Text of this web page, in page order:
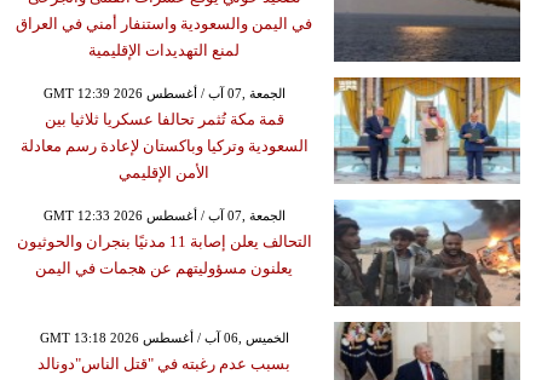
في اليمن والسعودية واستنفار أمني في العراق
لمنع التهديدات الإقليمية
GMT 12:39 2026 الجمعة ,07 آب / أغسطس
قمة مكة تُثمر تحالفا عسكريا ثلاثيا بين
السعودية وتركيا وباكستان لإعادة رسم معادلة
الأمن الإقليمي
GMT 12:33 2026 الجمعة ,07 آب / أغسطس
التحالف يعلن إصابة 11 مدنيًا بنجران والحوثيون
يعلنون مسؤوليتهم عن هجمات في اليمن
GMT 13:18 2026 الخميس ,06 آب / أغسطس
بسبب عدم رغبته في "قتل الناس"دونالد